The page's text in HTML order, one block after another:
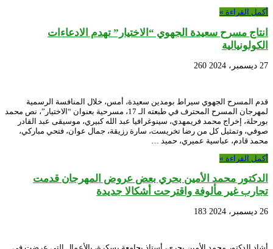
أكمل القراءة »
انتاج مسرح سعيدة الجهوي “الاختيار” تهدم الادعاءات
الكولونيالية
27 ديسمبر، 2024 260
قدم المسرح الجهوي سيراط بومدين سعيدة، أمس، خلال المنافسة الرسمية
لمهرجان المسرح المحترف في طبعته الـ 17، مسرحية بعنوان “الاختيار”، نص محمد
بورحلة، إخراج محمد فريمهدي، سينوغرافيا عبد الله كبيري، موسيقى عبد القادر
صوفي، وتمثيل كل من رضا تخريست، سارة رزيقة، جمال عوان، فتحي مباركي،
محمد قادم، عباسية عميري، حميد …
أكمل القراءة »
الدكتور محمد الأمين بحري بعض عروض المهرجان قدمت
تجارب غير مألوفة واقترحت أشكالا جديدة
26 ديسمبر، 2024 183